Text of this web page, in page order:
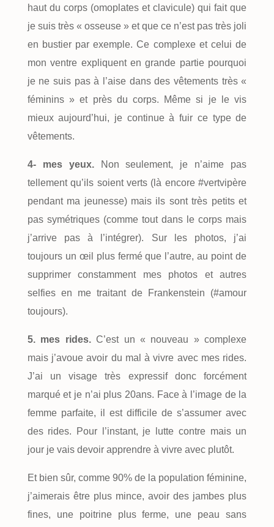
haut du corps (omoplates et clavicule) qui fait que
je suis très « osseuse » et que ce n’est pas très joli
en bustier par exemple. Ce complexe et celui de
mon ventre expliquent en grande partie pourquoi
je ne suis pas à l’aise dans des vêtements très «
féminins » et près du corps. Même si je le vis
mieux aujourd’hui, je continue à fuir ce type de
vêtements.
4- mes yeux.Non seulement, je n’aime pas
tellement qu’ils soient verts (là encore #vertvipère
pendant ma jeunesse) mais ils sont très petits et
pas symétriques (comme tout dans le corps mais
j’arrive pas à l’intégrer). Sur les photos, j’ai
toujours un œil plus fermé que l’autre, au point de
supprimer constamment mes photos et autres
selfies en me traitant de Frankenstein (#amour
toujours).
5. mes rides.C’est un « nouveau » complexe
mais j’avoue avoir du mal à vivre avec mes rides.
J’ai un visage très expressif donc forcément
marqué et je n’ai plus 20ans. Face à l’image de la
femme parfaite, il est difficile de s’assumer avec
des rides. Pour l’instant, je lutte contre mais un
jour je vais devoir apprendre à vivre avec plutôt.
Et bien sûr, comme 90% de la population féminine,
j’aimerais être plus mince, avoir des jambes plus
fines, une poitrine plus ferme, une peau sans